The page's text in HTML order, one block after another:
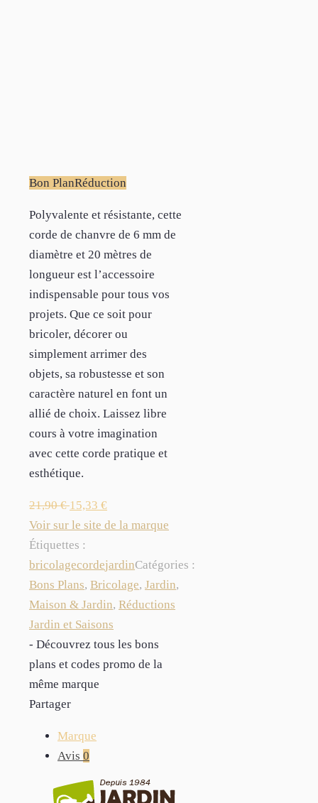
Bon PlanRéduction
Polyvalente et résistante, cette
corde de chanvre de 6 mm de
diamètre et 20 mètres de
longueur est l’accessoire
indispensable pour tous vos
projets. Que ce soit pour
bricoler, décorer ou
simplement arrimer des
objets, sa robustesse et son
caractère naturel en font un
allié de choix. Laissez libre
cours à votre imagination
avec cette corde pratique et
esthétique.
21,90€ 15,33 €
Voir sur le site de la marque
Étiquettes :
bricolagecordejardinCatégories :
Bons Plans, Bricolage, Jardin,
Maison & Jardin, Réductions
Jardin et Saisons
- Découvrez tous les bons
plans et codes promo de la
même marque
Partager
Marque
Avis 0